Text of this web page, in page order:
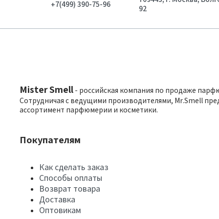
+7(499) 390-75-96
92
Mister Smell - российская компания по продаже
Сотрудничая с ведущими производителями, Mr.Smell
ассортимент парфюмерии и косметики.
Покупателям
Как сделать заказ
Способы оплаты
Возврат товара
Доставка
Оптовикам